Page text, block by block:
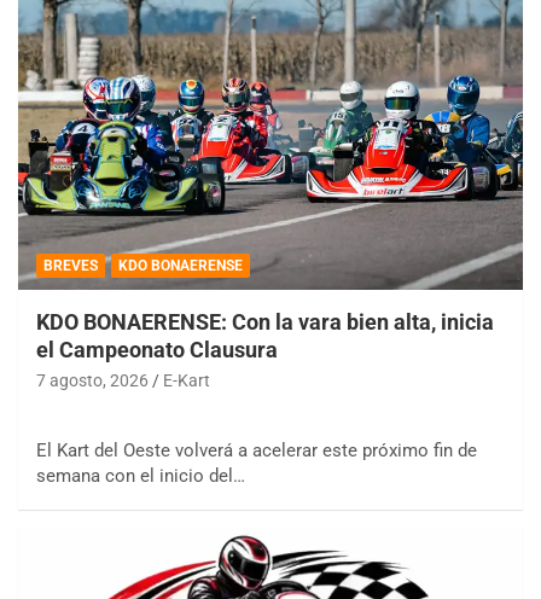
BREVES KDO BONAERENSE
KDO BONAERENSE: Con la vara bien alta, inicia
el Campeonato Clausura
7 agosto, 2026 E-Kart
El Kart del Oeste volverá a acelerar este próximo fin de
semana con el inicio del…